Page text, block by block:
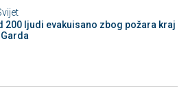
200 ljudi evakuisano zbog požara kraj